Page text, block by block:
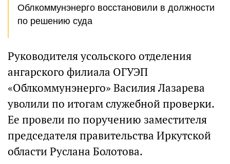
Облкоммунэнерго восстановили в должности
по решению суда
Руководителя усольского отделения
ангарского филиала ОГУЭП
«Облкоммунэнерго» Василия Лазарева
уволили по итогам служебной проверки.
Ее провели по поручению заместителя
председателя правительства Иркутской
области Руслана Болотова.